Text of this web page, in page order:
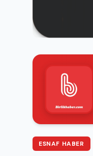
ESNAF HABER